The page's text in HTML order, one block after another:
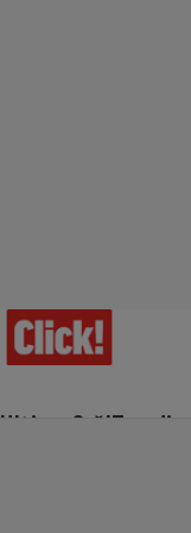
Ultima Oră!Trending